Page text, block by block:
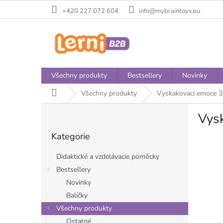
+420 227 072 604 info@mybraintoys.eu
Všechny produkty Bestsellery Novinky
Domů Všechny produkty Vyskakovací emoce
a
kategorie
Kategorie
Didaktické a vzdelávacie pomôcky
Bestsellery
Novinky
Balíčky
Všechny produkty